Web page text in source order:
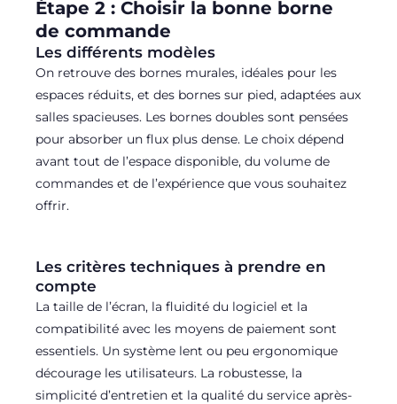
Étape 2 : Choisir la bonne borne
de commande
Les différents modèles
On retrouve des bornes murales, idéales pour les
espaces réduits, et des bornes sur pied, adaptées aux
salles spacieuses. Les bornes doubles sont pensées
pour absorber un flux plus dense. Le choix dépend
avant tout de l’espace disponible, du volume de
commandes et de l’expérience que vous souhaitez
offrir.
Les critères techniques à prendre en
compte
La taille de l’écran, la fluidité du logiciel et la
compatibilité avec les moyens de paiement sont
essentiels. Un système lent ou peu ergonomique
décourage les utilisateurs. La robustesse, la
simplicité d’entretien et la qualité du service après-